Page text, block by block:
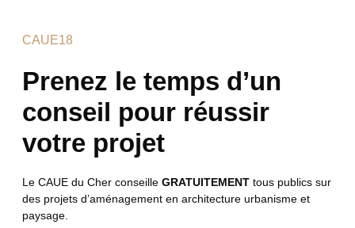
CAUE18
Prenez le temps d’un
conseil pour réussir
votre projet
Le CAUE du Cher conseille GRATUITEMENT tous publics sur
des projets d’aménagement en architecture urbanisme et
paysage.